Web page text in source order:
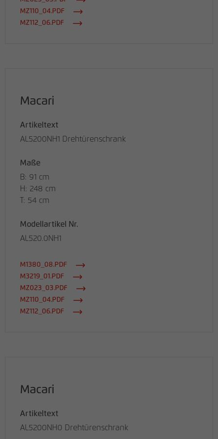
MZ110_04.PDF
MZ112_06.PDF
Macari
Artikeltext
AL5200NH1 Drehtürenschrank
Maße
B: 91 cm
H: 248 cm
T: 54 cm
Modellartikel Nr.
AL520.0NH1
M1380_08.PDF
M3219_01.PDF
MZ023_03.PDF
MZ110_04.PDF
MZ112_06.PDF
Macari
Artikeltext
AL5200NH0 Drehtürenschrank